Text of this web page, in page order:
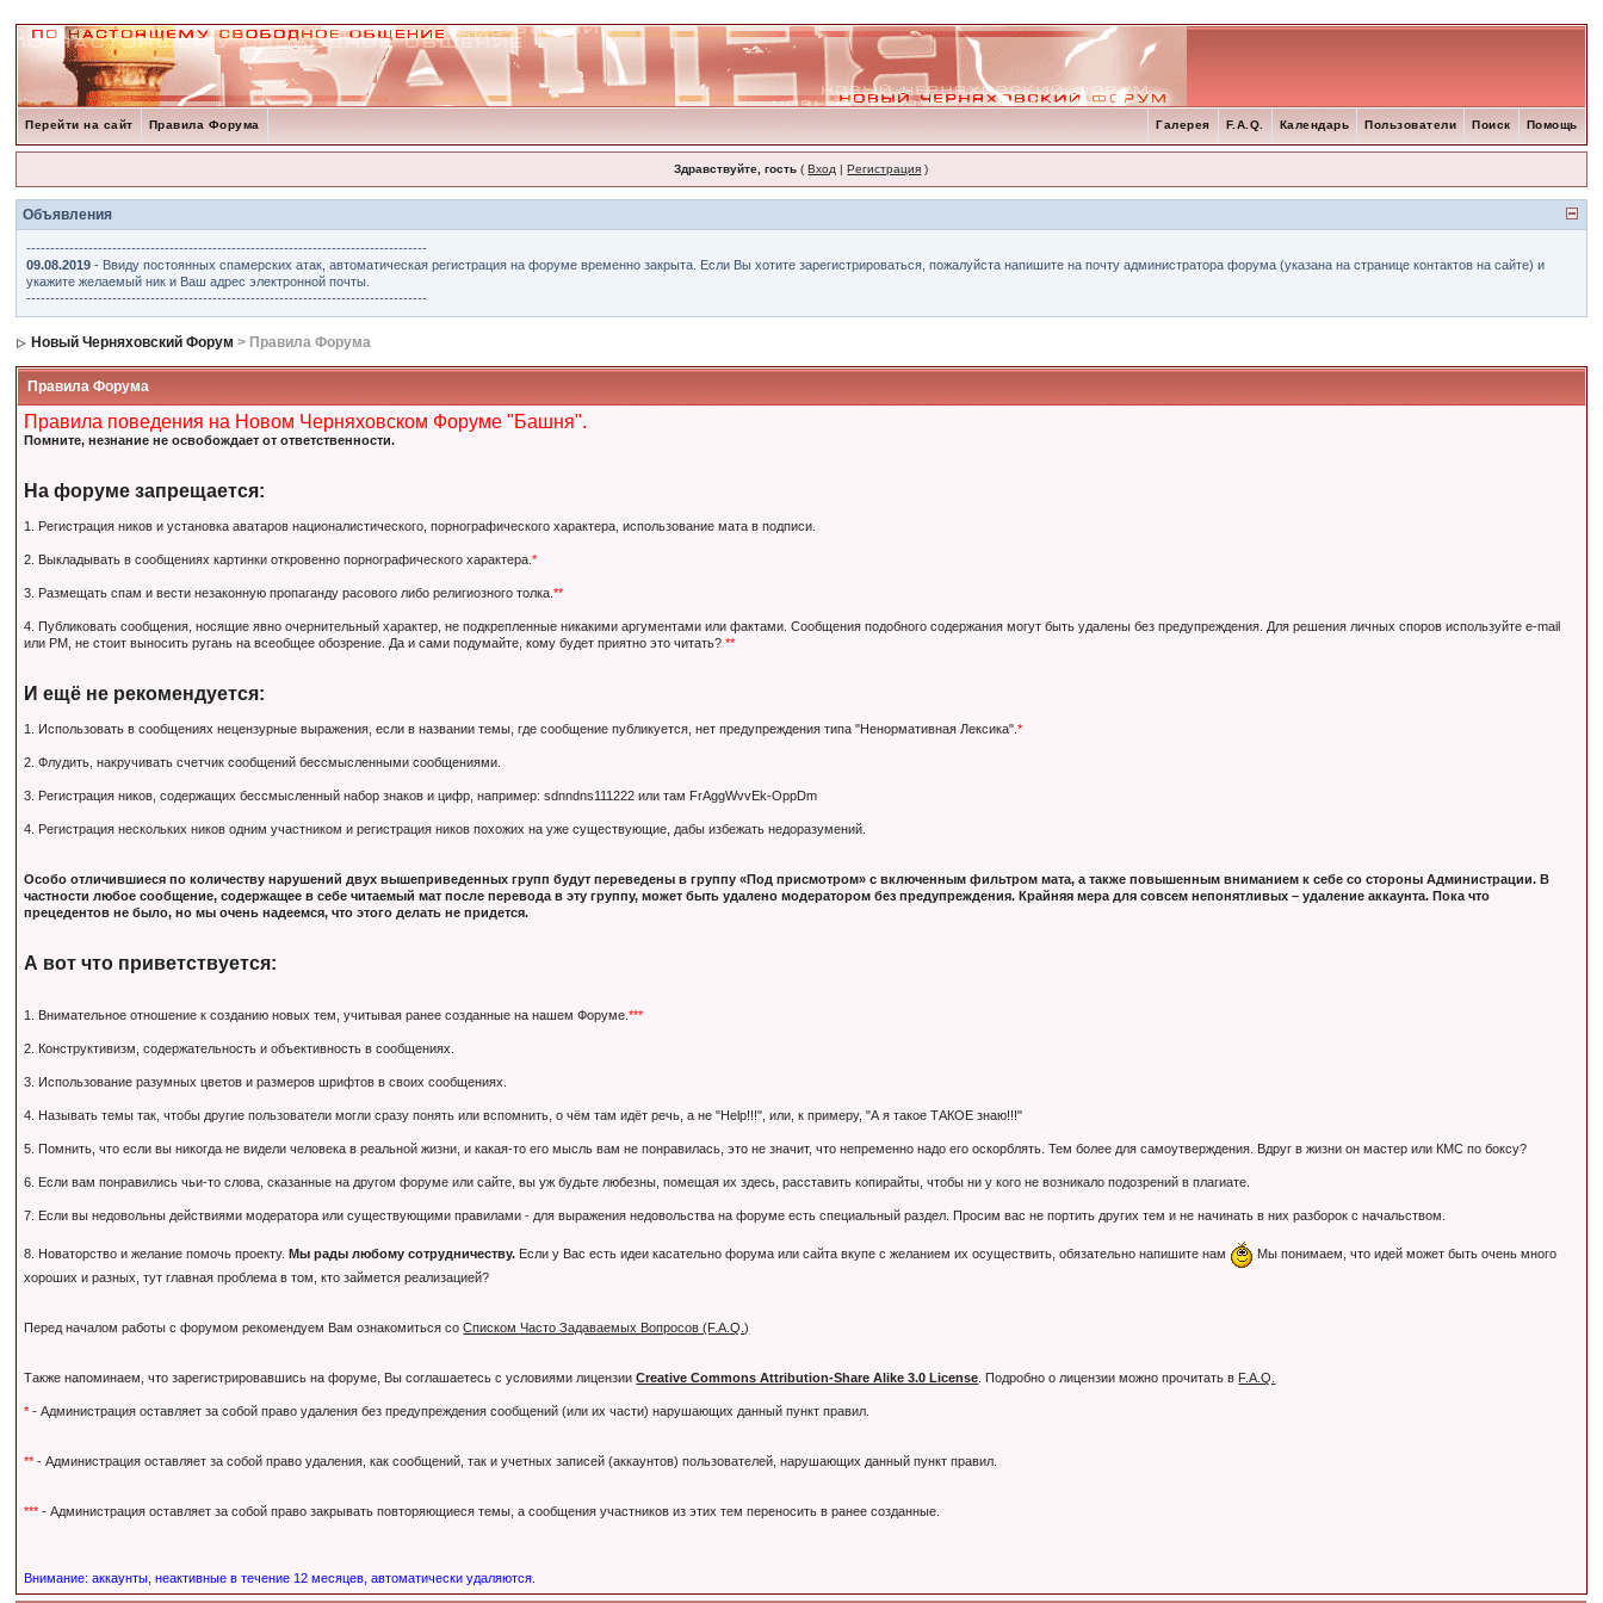
Перейти на сайт Правила Форума Помощь
Поиск
Пользователи
Календарь
F.A.Q.
Галерея
Здравствуйте, гость (Вход |Регистрация )
Объявления
------------------------------------------------------------------------------------
09.08.2019 - Ввиду постоянных спамерских атак, автоматическая регистрация на форуме временно закрыта. Если Вы хотите зарегистрироваться, пожалуйста напишите на почту администратора форума (указана на странице контактов на сайте) и
укажите желаемый ник и Ваш адрес электронной почты.
------------------------------------------------------------------------------------
Новый Черняховский Форум > Правила Форума
Правила Форума
Правила поведения на Новом Черняховском Форуме "Башня".
Помните, незнание не освобождает от ответственности.
На форуме запрещается:
1. Регистрация ников и установка аватаров националистического, порнографического характера, использование мата в подписи.
2. Выкладывать в сообщениях картинки откровенно порнографического характера.*
3. Размещать спам и вести незаконную пропаганду расового либо религиозного толка.**
4. Публиковать сообщения, носящие явно очернительный характер, не подкрепленные никакими аргументами или фактами. Сообщения подобного содержания могут быть удалены без предупреждения. Для решения личных споров используйте e-mail
или PM, не стоит выносить ругань на всеобщее обозрение. Да и сами подумайте, кому будет приятно это читать?**
И ещё не рекомендуется:
1. Использовать в сообщениях нецензурные выражения, если в названии темы, где сообщение публикуется, нет предупреждения типа "Ненормативная Лексика".*
2. Флудить, накручивать счетчик сообщений бессмысленными сообщениями.
3. Регистрация ников, содержащих бессмысленный набор знаков и цифр, например: sdnndns111222 или там FrAggWvvEk-OppDm
4. Регистрация нескольких ников одним участником и регистрация ников похожих на уже существующие, дабы избежать недоразумений.
Особо отличившиеся по количеству нарушений двух вышеприведенных групп будут переведены в группу «Под присмотром» с включенным фильтром мата, а также повышенным вниманием к себе со стороны Администрации. В
частности любое сообщение, содержащее в себе читаемый мат после перевода в эту группу, может быть удалено модератором без предупреждения. Крайняя мера для совсем непонятливых – удаление аккаунта. Пока что
прецедентов не было, но мы очень надеемся, что этого делать не придется.
А вот что приветствуется:
1. Внимательное отношение к созданию новых тем, учитывая ранее созданные на нашем Форуме.***
2. Конструктивизм, содержательность и объективность в сообщениях.
3. Использование разумных цветов и размеров шрифтов в своих сообщениях.
4. Называть темы так, чтобы другие пользователи могли сразу понять или вспомнить, о чём там идёт речь, а не "Help!!!", или, к примеру, "А я такое ТАКОЕ знаю!!!"
5. Помнить, что если вы никогда не видели человека в реальной жизни, и какая-то его мысль вам не понравилась, это не значит, что непременно надо его оскорблять. Тем более для самоутверждения. Вдруг в жизни он мастер или КМС по боксу?
6. Если вам понравились чьи-то слова, сказанные на другом форуме или сайте, вы уж будьте любезны, помещая их здесь, расставить копирайты, чтобы ни у кого не возникало подозрений в плагиате.
7. Если вы недовольны действиями модератора или существующими правилами - для выражения недовольства на форуме есть специальный раздел. Просим вас не портить других тем и не начинать в них разборок с начальством.
8. Новаторство и желание помочь проекту.Мы рады любому сотрудничеству. Если у Вас есть идеи касательно форума или сайта вкупе с желанием их осуществить, обязательно напишите нам
Мы понимаем, что идей может быть очень много
хороших и разных, тут главная проблема в том, кто займется реализацией?
Перед началом работы с форумом рекомендуем Вам ознакомиться соСписком Часто Задаваемых Вопросов (F.A.Q.)
Также напоминаем, что зарегистрировавшись на форуме, Вы соглашаетесь с условиями лицензииCreative Commons Attribution-Share Alike 3.0 License . Подробно о лицензии можно прочитать в F.A.Q.
* - Администрация оставляет за собой право удаления без предупреждения сообщений (или их части) нарушающих данный пункт правил.
** - Администрация оставляет за собой право удаления, как сообщений, так и учетных записей (аккаунтов) пользователей, нарушающих данный пункт правил.
*** - Администрация оставляет за собой право закрывать повторяющиеся темы, а сообщения участников из этих тем переносить в ранее созданные.
Внимание: аккаунты, неактивные в течение 12 месяцев, автоматически удаляются.